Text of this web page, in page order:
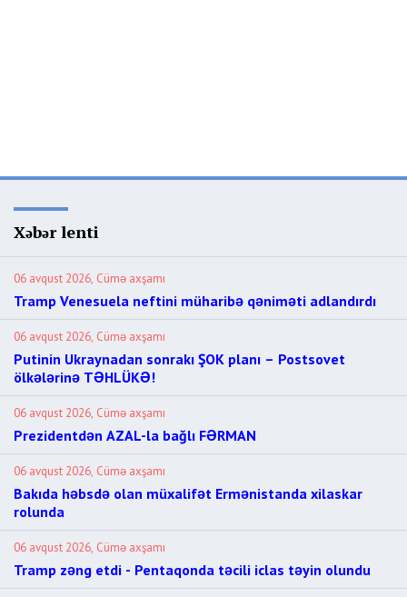
Xəbər lenti
06 avqust 2026, Cümə axşamı
Tramp Venesuela neftini müharibə qəniməti adlandırdı
06 avqust 2026, Cümə axşamı
Putinin Ukraynadan sonrakı ŞOK planı – Postsovet
ölkələrinə TƏHLÜKƏ!
06 avqust 2026, Cümə axşamı
Prezidentdən AZAL-la bağlı FƏRMAN
06 avqust 2026, Cümə axşamı
Bakıda həbsdə olan müxalifət Ermənistanda xilaskar
rolunda
06 avqust 2026, Cümə axşamı
Tramp zəng etdi - Pentaqonda təcili iclas təyin olundu